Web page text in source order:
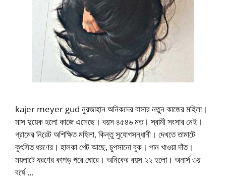
kajer meyer gud নুরজাহান অনিকদের বাসার নতুন কাজের মহিলা।
মাস দুয়েক হলো কাজে এসেছে। বয়স ৪৫৪৬ মত। স্বামী সংসার নেই।
গ্রামের নিরেট অশিক্ষিত মহিলা, কিন্তু সুযোগসন্ধানী। দেখতে তামাটে
কুৎসিত ধরণের। হালকা পেট আছে, চুপসানো বুক। পান খাওয়া দাঁত।
ময়লাটে ধরণের কাপড় পরে ঘোরে। অনিকের বয়স ২২ হলো। অনার্স ৩য়
বর্ষে …